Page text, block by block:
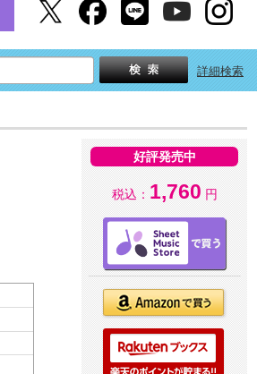
詳細検索
好評発売中
税込： 1,760 円